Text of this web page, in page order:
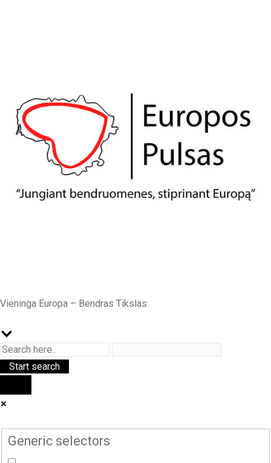
Vieninga Europa – Bendras Tikslas
Generic selectors